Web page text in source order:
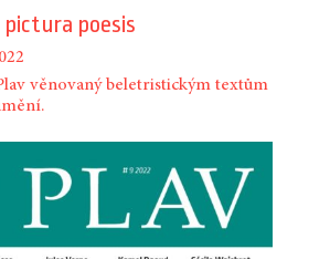
poesis
věnovaný beletristickým textům